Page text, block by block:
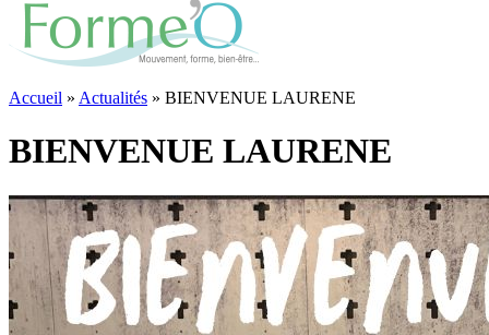
Accueil » Actualités » BIENVENUE LAURENE
BIENVENUE LAURENE